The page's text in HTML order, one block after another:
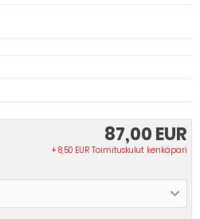
87,00 EUR
+ 8,50 EUR Toimituskulut kenkäpari